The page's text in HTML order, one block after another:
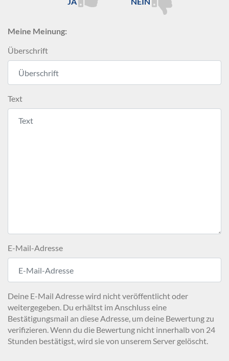
Meine Meinung:
Überschrift
Text
E-Mail-Adresse
Deine E-Mail Adresse wird nicht veröffentlicht oder
weitergegeben. Du erhältst im Anschluss eine
Bestätigungsmail an diese Adresse, um deine Bewertung zu
verifizieren. Wenn du die Bewertung nicht innerhalb von 24
Stunden bestätigst, wird sie von unserem Server gelöscht.